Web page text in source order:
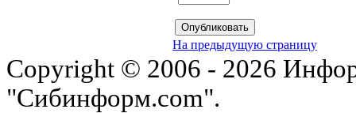
На предыдущую страницу
Copyright © 2006 - 2026
"Сибинформ.com".